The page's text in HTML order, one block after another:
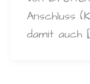
Anschluss
damit auch